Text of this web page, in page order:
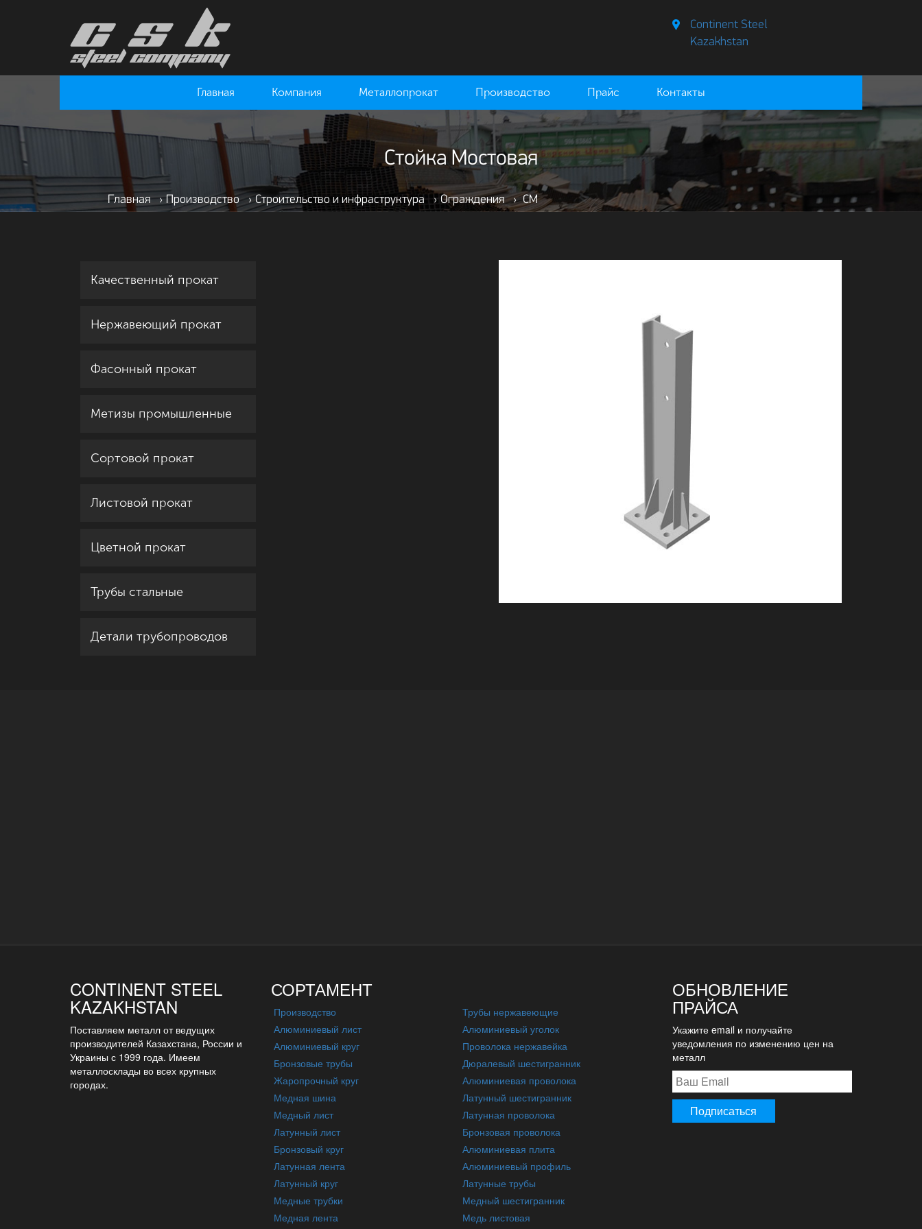
Continent Steel
Kazakhstan
Главная Компания Металлопрокат Производство Прайс Контакты
Стойка Мостовая
Главная › Производство › Строительство и инфраструктура › Ограждения › СМ
Качественный прокат
Нержавеющий прокат
Фасонный прокат
Метизы промышленные
Сортовой прокат
Листовой прокат
Цветной прокат
Трубы стальные
Детали трубопроводов
CONTINENT STEEL
KAZAKHSTAN
Поставляем металл от ведущих
производителей Казахстана, России и
Украины с 1999 года. Имеем
металлосклады во всех крупных
городах.
СОРТАМЕНТ
Производство
Трубы нержавеющие
Алюминиевый лист
Алюминиевый уголок
Алюминиевый круг
Проволока нержавейка
Бронзовые трубы
Дюралевый шестигранник
Жаропрочный круг
Алюминиевая проволока
Медная шина
Латунный шестигранник
Медный лист
Латунная проволока
Латунный лист
Бронзовая проволока
Бронзовый круг
Алюминиевая плита
Латунная лента
Алюминиевый профиль
Латунный круг
Латунные трубы
Медные трубки
Медный шестигранник
Медная лента
Медь листовая
ОБНОВЛЕНИЕ
ПРАЙСА
Укажите email и получайте
уведомления по изменению цен на
металл